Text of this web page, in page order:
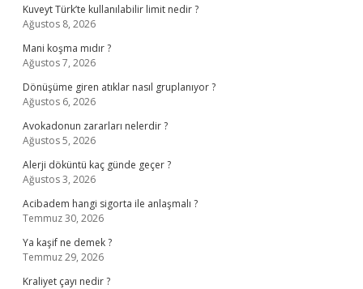
Kuveyt Türk’te kullanılabilir limit nedir ?
Ağustos 8, 2026
Mani koşma mıdır ?
Ağustos 7, 2026
Dönüşüme giren atıklar nasıl gruplanıyor ?
Ağustos 6, 2026
Avokadonun zararları nelerdir ?
Ağustos 5, 2026
Alerji döküntü kaç günde geçer ?
Ağustos 3, 2026
Acibadem hangi sigorta ile anlaşmalı ?
Temmuz 30, 2026
Ya kaşif ne demek ?
Temmuz 29, 2026
Kraliyet çayı nedir ?